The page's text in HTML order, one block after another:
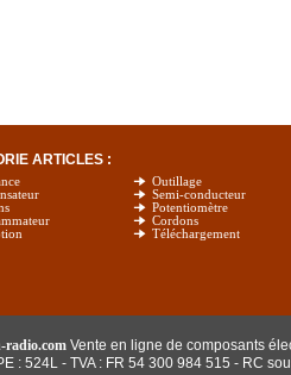
ARTICLES :
Outillage
Semi-conducteur
Potentiomètre
Cordons
Téléchargement
radio.comVente en ligne de composants
: 524L - TVA : FR 54 300 984 515 - RC